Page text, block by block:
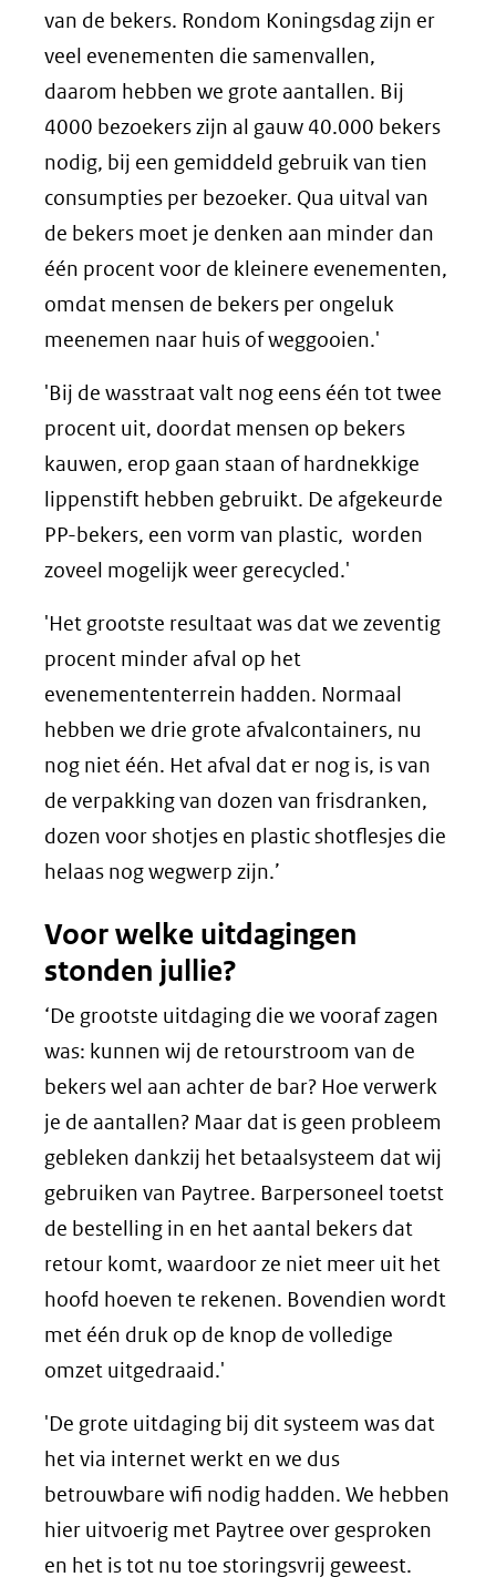
van de bekers. Rondom Koningsdag zijn er
veel evenementen die samenvallen,
daarom hebben we grote aantallen. Bij
4000 bezoekers zijn al gauw 40.000 bekers
nodig, bij een gemiddeld gebruik van tien
consumpties per bezoeker. Qua uitval van
de bekers moet je denken aan minder dan
één procent voor de kleinere evenementen,
omdat mensen de bekers per ongeluk
meenemen naar huis of weggooien.'
'Bij de wasstraat valt nog eens één tot twee
procent uit, doordat mensen op bekers
kauwen, erop gaan staan of hardnekkige
lippenstift hebben gebruikt. De afgekeurde
PP-bekers, een vorm van plastic, worden
zoveel mogelijk weer gerecycled.'
'Het grootste resultaat was dat we zeventig
procent minder afval op het
evenemententerrein hadden. Normaal
hebben we drie grote afvalcontainers, nu
nog niet één. Het afval dat er nog is, is van
de verpakking van dozen van frisdranken,
dozen voor shotjes en plastic shotflesjes die
helaas nog wegwerp zijn.’
Voor welke uitdagingen
stonden jullie?
‘De grootste uitdaging die we vooraf zagen
was: kunnen wij de retourstroom van de
bekers wel aan achter de bar? Hoe verwerk
je de aantallen? Maar dat is geen probleem
gebleken dankzij het betaalsysteem dat wij
gebruiken van Paytree. Barpersoneel toetst
de bestelling in en het aantal bekers dat
retour komt, waardoor ze niet meer uit het
hoofd hoeven te rekenen. Bovendien wordt
met één druk op de knop de volledige
omzet uitgedraaid.'
'De grote uitdaging bij dit systeem was dat
het via internet werkt en we dus
betrouwbare wifi nodig hadden. We hebben
hier uitvoerig met Paytree over gesproken
en het is tot nu toe storingsvrij geweest.